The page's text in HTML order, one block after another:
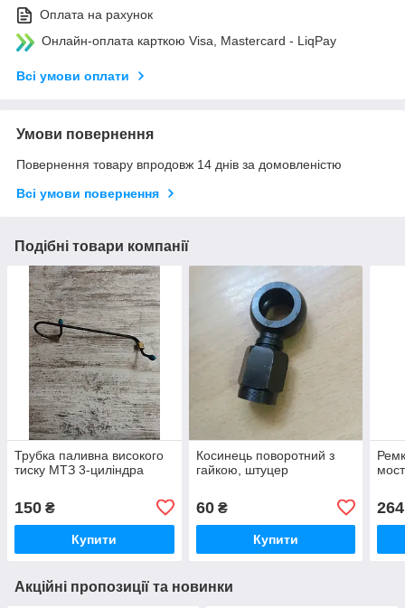
Оплата на рахунок
Онлайн-оплата карткою Visa, Mastercard - LiqPay
Всі умови оплати
Умови повернення
Повернення товару впродовж 14 днів за домовленістю
Всі умови повернення
Подібні товари компанії
Трубка паливна високого
тиску МТЗ 3-циліндра
150 ₴
Купити
Косинець поворотний з
гайкою, штуцер
60₴
Купити
264
Акційні пропозиції та новинки